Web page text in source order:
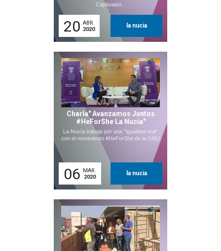
Captivador...
20 ABR.
2020
la nucia
Charla" Avanzamos Juntos
#HeForShe La Nucía"
La Nucía trabaja por una "igualdad real"
con el movimiento #HeForShe de la ONU
06 MAR.
2020
la nucia